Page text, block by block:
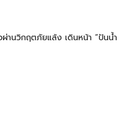
านวิกฤตภัยแล้ง เดินหน้า “ปันน้ำ